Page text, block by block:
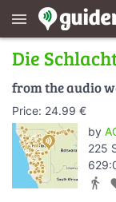
menu
Die
from the audio
Price: 24.99 €
by
225
directions_walk